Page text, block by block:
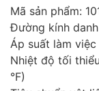
Mã sản phẩm:
Đường kính
Áp suất làm
Nhiệt độ tối
°F)